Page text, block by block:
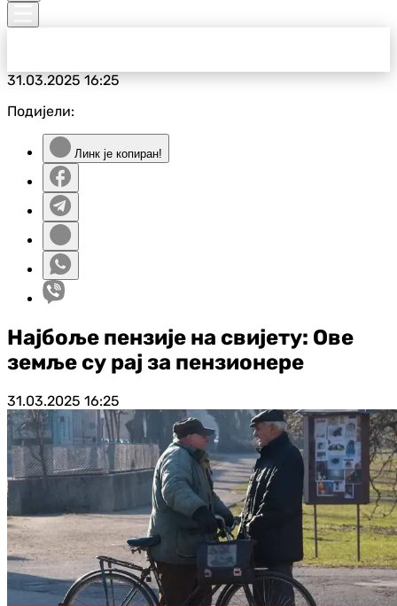
31.03.202516:25
Подијели:
Линк је копиран!
Најбоље пензије на свијету: Ове
земље су рај за пензионере
31.03.2025 16:25